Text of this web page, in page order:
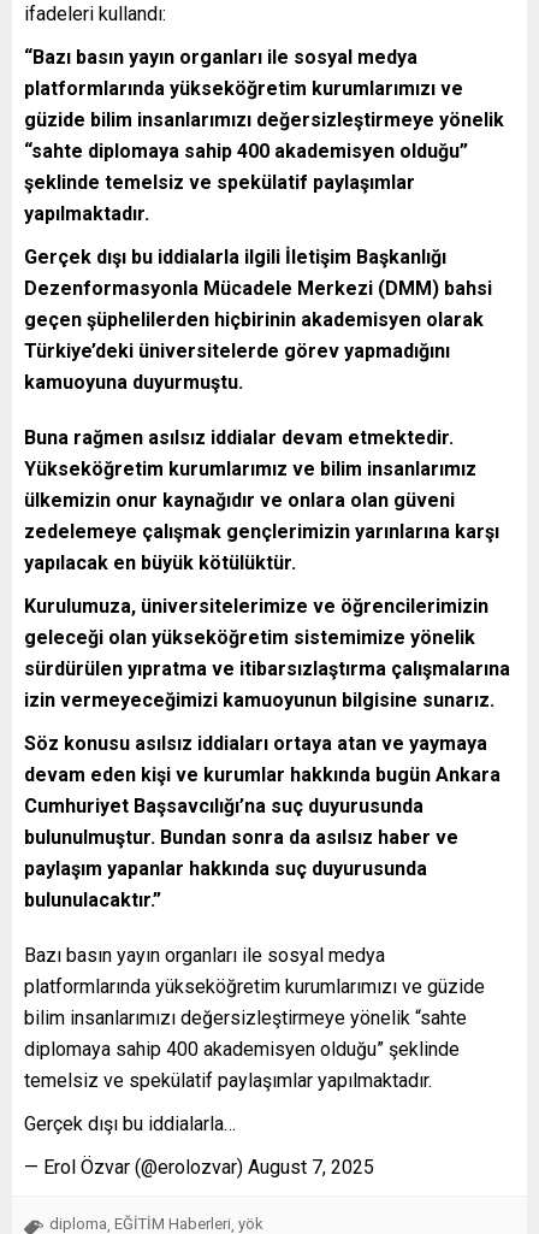
ifadeleri kullandı:
“Bazı basın yayın organları ile sosyal medya
platformlarında yükseköğretim kurumlarımızı ve
güzide bilim insanlarımızı değersizleştirmeye yönelik
“sahte diplomaya sahip 400 akademisyen olduğu”
şeklinde temelsiz ve spekülatif paylaşımlar
yapılmaktadır.
Gerçek dışı bu iddialarla ilgili İletişim Başkanlığı
Dezenformasyonla Mücadele Merkezi (DMM) bahsi
geçen şüphelilerden hiçbirinin akademisyen olarak
Türkiye’deki üniversitelerde görev yapmadığını
kamuoyuna duyurmuştu.
Buna rağmen asılsız iddialar devam etmektedir.
Yükseköğretim kurumlarımız ve bilim insanlarımız
ülkemizin onur kaynağıdır ve onlara olan güveni
zedelemeye çalışmak gençlerimizin yarınlarına karşı
yapılacak en büyük kötülüktür.
Kurulumuza, üniversitelerimize ve öğrencilerimizin
geleceği olan yükseköğretim sistemimize yönelik
sürdürülen yıpratma ve itibarsızlaştırma çalışmalarına
izin vermeyeceğimizi kamuoyunun bilgisine sunarız.
Söz konusu asılsız iddiaları ortaya atan ve yaymaya
devam eden kişi ve kurumlar hakkında bugün Ankara
Cumhuriyet Başsavcılığı’na suç duyurusunda
bulunulmuştur. Bundan sonra da asılsız haber ve
paylaşım yapanlar hakkında suç duyurusunda
bulunulacaktır.”
Bazı basın yayın organları ile sosyal medya
platformlarında yükseköğretim kurumlarımızı ve güzide
bilim insanlarımızı değersizleştirmeye yönelik “sahte
diplomaya sahip 400 akademisyen olduğu” şeklinde
temelsiz ve spekülatif paylaşımlar yapılmaktadır.
Gerçek dışı bu iddialarla…
— Erol Özvar (@erolozvar) August 7, 2025
diploma EĞİTİM Haberleri yök